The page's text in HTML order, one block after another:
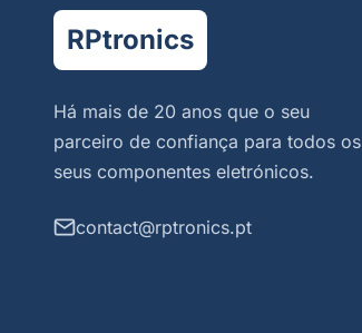
RPtronics
Há mais de 20 anos que o seu
parceiro de confiança para todos os
seus componentes eletrónicos.
contact@rptronics.pt